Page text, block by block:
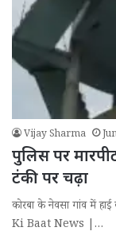
Vijay Sharma
पुलिस पर
टंकी पर चढ़ा
कोरबा के नेवसा गांव में हाई
Ki Baat News |…